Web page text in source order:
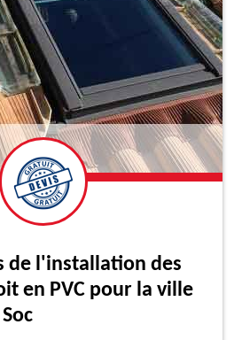
de l'installation des
en PVC pour la ville